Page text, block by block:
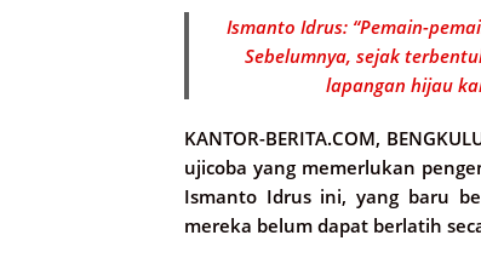
Ismanto Idrus: “Pemain-
Sebelumnya, sejak
lapangan hijau
KANTOR-BERITA.COM,
ujicoba yang memerlukan
Ismanto Idrus ini, yang baru
mereka belum dapat berlatih